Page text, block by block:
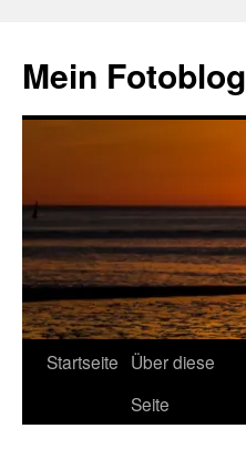
springen
Mein Fotoblog
Startseite Über diese
Seite